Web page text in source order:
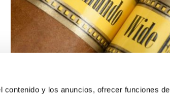
y los anuncios, ofrecer funciones de